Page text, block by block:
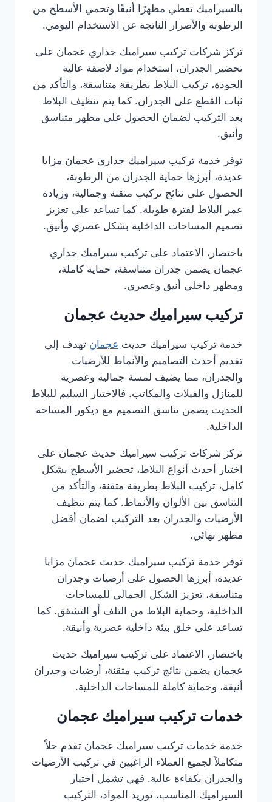
بالسيراميك تعطي مظهرًا أنيقًا وتحمي الأسطح من
الرطوبة والأضرار الناتجة عن الاستخدام اليومي.
تركز شركات تركيب سيراميك جداري عجمان على
تحضير الجدران، استخدام مواد لاصقة عالية
الجودة، تركيب البلاط بطريقة متناسقة، والتأكد من
ثبات القطع على الجدران. كما يتم تنظيف البلاط
بعد التركيب لضمان الحصول على مظهر متناسق
وأنيق.
توفر خدمة تركيب سيراميك جداري عجمان مزايا
عديدة، أبرزها حماية الجدران من الرطوبة،
الحصول على نتائج تركيب متقنة وجمالية، وزيادة
عمر البلاط لفترة طويلة. كما تساعد على تعزيز
تصميم المساحات الداخلية بشكل عصري وأنيق.
باختصار، الاعتماد على تركيب سيراميك جداري
عجمان يضمن جدران متناسقة، حماية كاملة،
ومظهر داخلي أنيق وعصري.
تركيب سيراميك حديث عجمان
خدمة تركيب سيراميك حديث عجمان تهدف إلى
تقديم أحدث التصاميم والأنماط للأرضيات
والجدران، مما يضيف لمسة جمالية وعصرية
للمنازل والفيلات والمكاتب. فالاختيار السليم للبلاط
الحديث يضمن تناسق التصميم مع ديكور المساحة
الداخلية.
تركز شركات تركيب سيراميك حديث عجمان على
اختيار أحدث أنواع البلاط، تحضير الأسطح بشكل
كامل، تركيب البلاط بطريقة متقنة، والتأكد من
التناسق بين الألوان والأنماط. كما يتم تنظيف
الأرضيات والجدران بعد التركيب لضمان أفضل
مظهر نهائي.
توفر خدمة تركيب سيراميك حديث عجمان مزايا
عديدة، أبرزها الحصول على أرضيات وجدران
متناسقة، تعزيز الشكل الجمالي للمساحات
الداخلية، وحماية البلاط من التلف أو التشقق. كما
تساعد على خلق بيئة داخلية عصرية وأنيقة.
باختصار، الاعتماد على تركيب سيراميك حديث
عجمان يضمن نتائج تركيب متقنة، أرضيات وجدران
أنيقة، وحماية كاملة للمساحات الداخلية.
خدمات تركيب سيراميك عجمان
خدمة خدمات تركيب سيراميك عجمان تقدم حلاً
متكاملاً لجميع العملاء الراغبين في تركيب الأرضيات
والجدران بكفاءة عالية. فهي تشمل اختيار
السيراميك المناسب، توريد المواد، التركيب